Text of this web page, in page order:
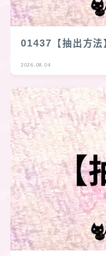
01437【抽出方法
2026.08.04